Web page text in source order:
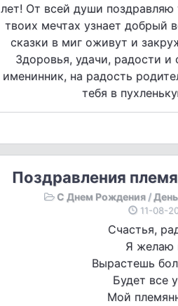
лет! От всей души
твоих мечтах узнает добрый
сказки в миг оживут и
Здоровья, удачи, радости
именинник, на радость
тебя в
Поздравления
С Днем Рождения/
11-08-
Счастья,
Я желаю
Вырастешь
Будет все
Мой